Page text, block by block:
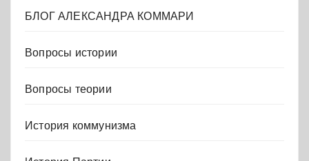
БЛОГ АЛЕКСАНДРА КОММАРИ
Вопросы истории
Вопросы теории
История коммунизма